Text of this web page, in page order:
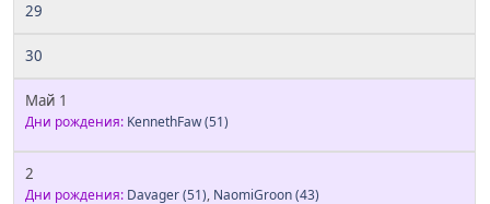
29
30
Май 1
Дни рождения: KennethFaw(51)
2
Дни рождения: Davager(51), NaomiGroon(43)